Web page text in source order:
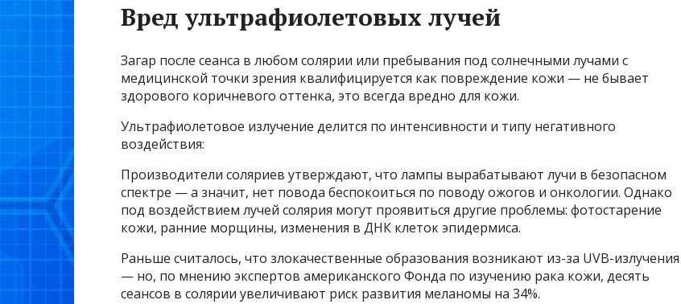
Вред ультрафиолетовых лучей
Загар после сеанса в любом солярии или пребывания под солнечными лучами с
медицинской точки зрения квалифицируется как повреждение кожи — не бывает
здорового коричневого оттенка, это всегда вредно для кожи.
Ультрафиолетовое излучение делится по интенсивности и типу негативного
воздействия:
Производители соляриев утверждают, что лампы вырабатывают лучи в безопасном
спектре — а значит, нет повода беспокоиться по поводу ожогов и онкологии. Однако
под воздействием лучей солярия могут проявиться другие проблемы: фотостарение
кожи, ранние морщины, изменения в ДНК клеток эпидермиса.
Раньше считалось, что злокачественные образования возникают из-за UVB-излучения
— но, по мнению экспертов американского Фонда по изучению рака кожи, десять
сеансов в солярии увеличивают риск развития меланомы на 34%.